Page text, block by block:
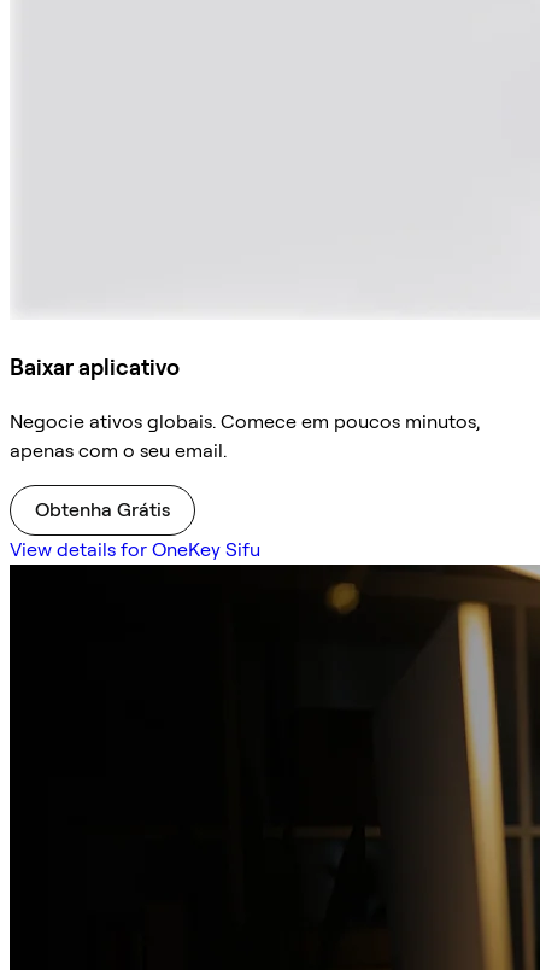
Baixar aplicativo
Negocie ativos globais. Comece em poucos minutos,
apenas com o seu email.
Obtenha Grátis
View details for OneKey Sifu